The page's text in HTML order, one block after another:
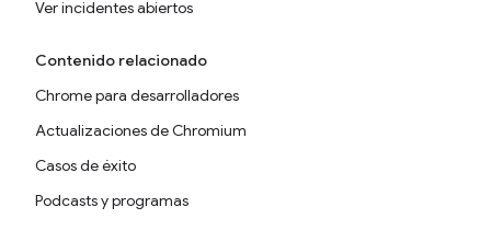
Ver incidentes abiertos
Contenido relacionado
Chrome para desarrolladores
Actualizaciones de Chromium
Casos de éxito
Podcasts y programas